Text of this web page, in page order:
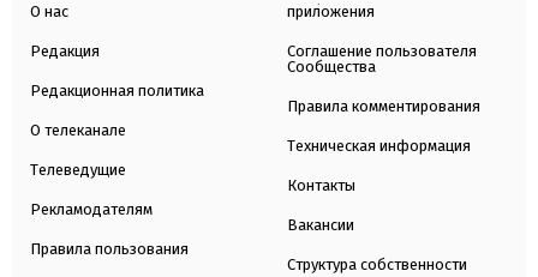
О нас
Редакция
Редакционная политика
О телеканале
Телеведущие
Рекламодателям
Правила пользования
приложения
Соглашение пользователя
Сообщества
Правила комментирования
Техническая информация
Контакты
Вакансии
Структура собственности